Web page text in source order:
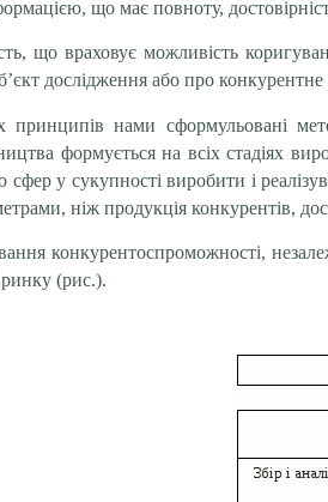
що має повноту,
що враховує можливість
дослідження або про
нами сформульовані
формується на всіх стадіях
сфер у сукупності виробити і
ніж продукція конкурентів,
конкурентоспроможності,
(рис.).